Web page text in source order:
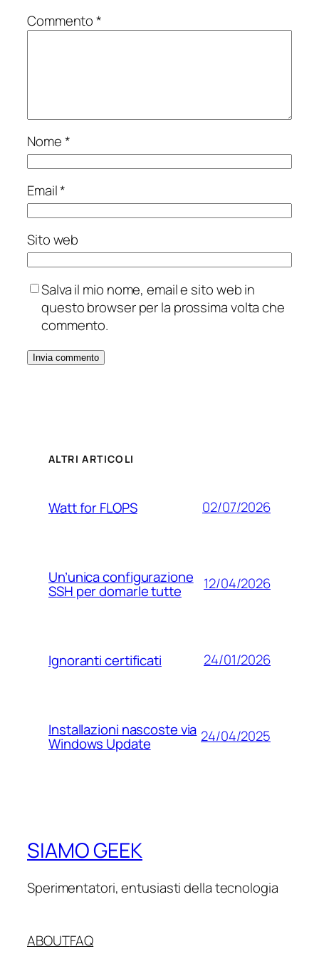
Commento*
Nome*
Email*
Sito web
Salva il mio nome, email e sito web in
questo browser per la prossima volta che
commento.
ALTRI ARTICOLI
Watt for FLOPS 02/07/2026
Un’unica configurazione
SSH per domarle tutte 12/04/2026
Ignoranti certificati 24/01/2026
Installazioni nascoste via
Windows Update 24/04/2025
SIAMO GEEK
Sperimentatori, entusiasti della tecnologia
ABOUTFAQ